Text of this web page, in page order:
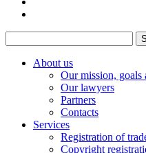
About us
Our mission, goals
Our lawyers
Partners
Сontacts
Services
Registration of
Copyright